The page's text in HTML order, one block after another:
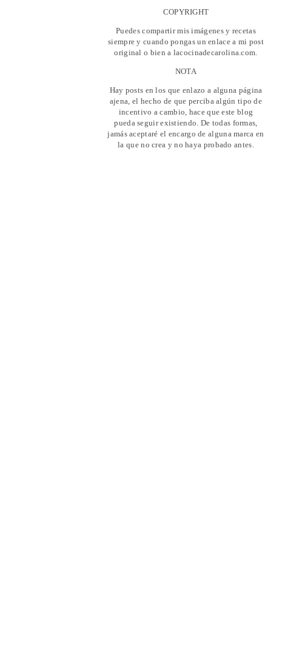
COPYRIGHT
Puedes compartir mis imágenes y recetas
siempre y cuando pongas un enlace a mi post
original o bien a lacocinadecarolina.com.
NOTA
Hay posts en los que enlazo a alguna página
ajena, el hecho de que perciba algún tipo de
incentivo a cambio, hace que este blog
pueda seguir existiendo. De todas formas,
jamás aceptaré el encargo de alguna marca en
la que no crea y no haya probado antes.